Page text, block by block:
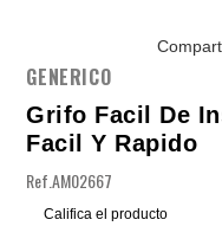
GENERICO
Grifo Facil De
Facil Y Rapido
Ref.AM02667
Califica el producto